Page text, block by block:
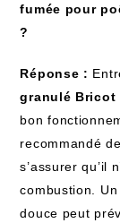
fumée pour
?
Réponse :
granulé Bricot
bon
recommandé
s’assurer qu’il
combustion.
douce peut